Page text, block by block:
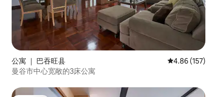
公寓 ｜ 巴吞旺县 平均评分 4.86
4.86 (157)
曼谷市中心宽敞的3床公寓